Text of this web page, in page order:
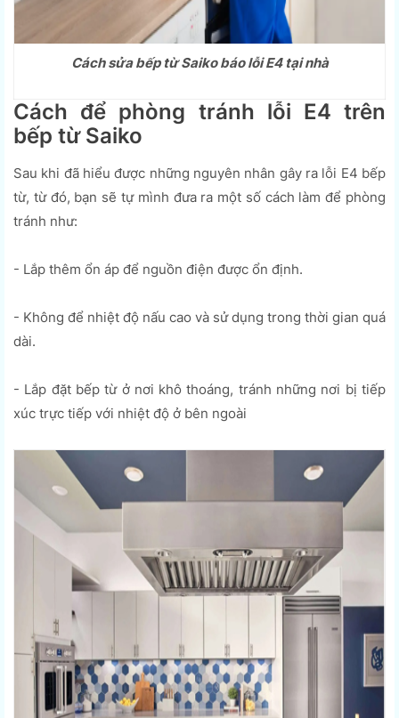
Cách sửa bếp từ Saiko báo lỗi E4 tại nhà
Cách để phòng tránh lỗi E4 trên
bếp từ Saiko
Sau khi đã hiểu được những nguyên nhân gây ra lỗi E4 bếp
từ, từ đó, bạn sẽ tự mình đưa ra một số cách làm để phòng
tránh như:
- Lắp thêm ổn áp để nguồn điện được ổn định.
- Không để nhiệt độ nấu cao và sử dụng trong thời gian quá
dài.
- Lắp đặt bếp từ ở nơi khô thoáng, tránh những nơi bị tiếp
xúc trực tiếp với nhiệt độ ở bên ngoài